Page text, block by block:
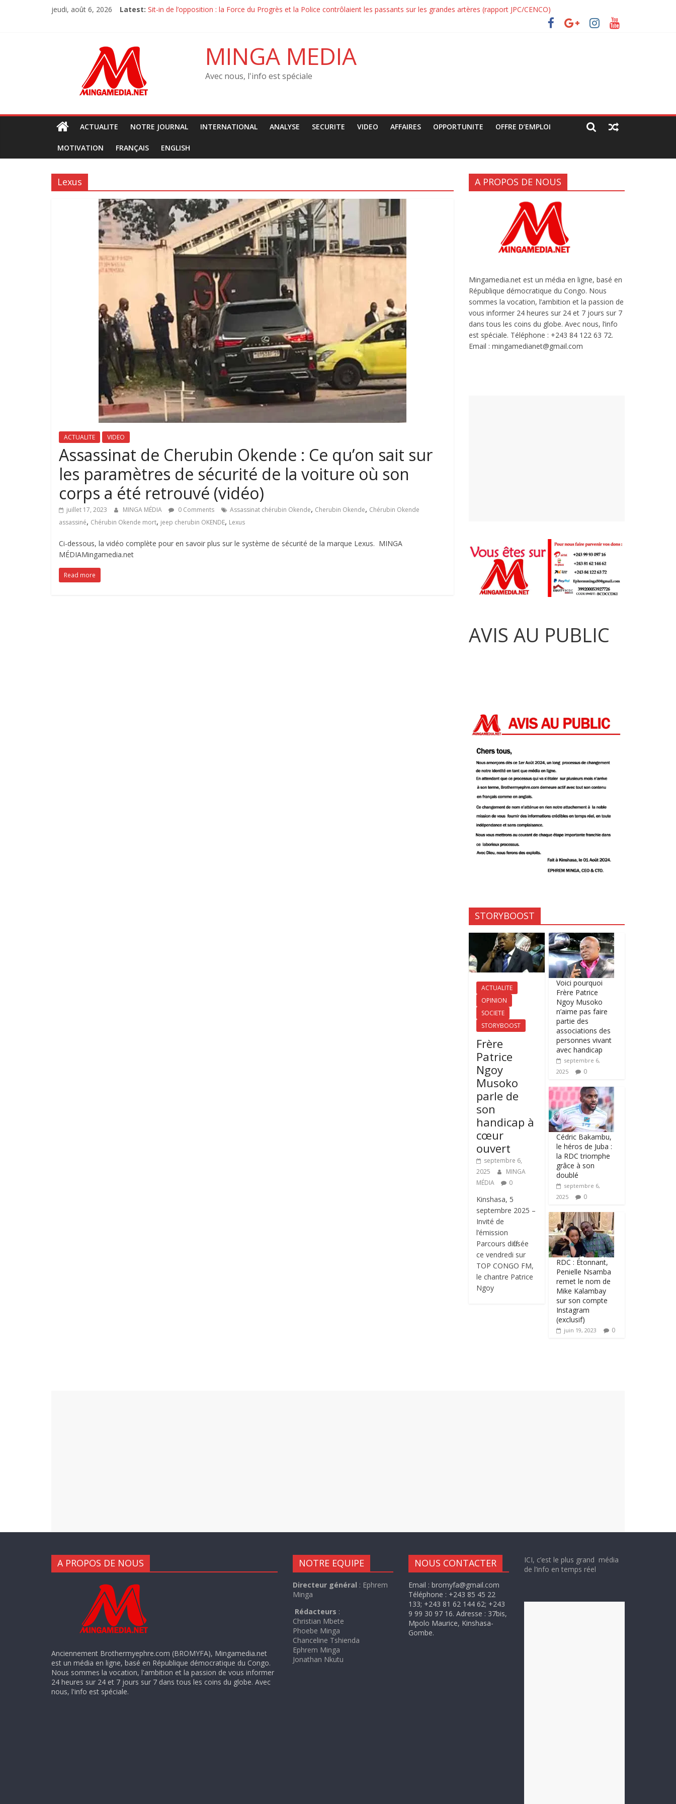
jeudi, août 6, 2026 Latest: Sit-in de l’opposition : la Force du Progrès et la Police contrôlaient les passants sur les grandes artères (rapport JPC/CENCO)
MINGA MEDIA
Avec nous, l'info est spéciale
ACTUALITE NOTRE JOURNAL INTERNATIONAL ANALYSE SECURITE VIDEO AFFAIRES OPPORTUNITE OFFRE D’EMPLOI
MOTIVATION FRANÇAIS ENGLISH
Lexus
ACTUALITE VIDEO
Assassinat de Cherubin Okende : Ce qu’on sait sur
les paramètres de sécurité de la voiture où son
corps a été retrouvé (vidéo)
juillet 17, 2023 MINGA MÉDIA 0 Comments Assassinat chérubin Okende, Cherubin Okende, Chérubin Okende
assassiné, Chérubin Okende mort, jeep cherubin OKENDE, Lexus
Ci-dessous, la vidéo complète pour en savoir plus sur le système de sécurité de la marque Lexus. MINGA
MÉDIAMingamedia.net
Read more
A PROPOS DE NOUS
Mingamedia.net est un média en ligne, basé en
République démocratique du Congo. Nous
sommes la vocation, l’ambition et la passion de
vous informer 24 heures sur 24 et 7 jours sur 7
dans tous les coins du globe. Avec nous, l’info
est spéciale. Téléphone : +243 84 122 63 72.
Email : mingamedianet@gmail.com
AVIS AU PUBLIC
STORYBOOST
ACTUALITE
OPINION
SOCIETE
STORYBOOST
Frère
Patrice
Ngoy
Musoko
parle de
son
handicap à
cœur
ouvert
septembre 6,
2025
MINGA
MÉDIA
0
Kinshasa, 5
septembre 2025 –
Invité de
l’émission
Parcours diffusée
ce vendredi sur
TOP CONGO FM,
le chantre Patrice
Ngoy
Voici pourquoi
Frère Patrice
Ngoy Musoko
n’aime pas faire
partie des
associations des
personnes vivant
avec handicap
septembre 6,
2025
0
Cédric Bakambu,
le héros de Juba :
la RDC triomphe
grâce à son
doublé
septembre 6,
2025
0
RDC : Étonnant,
Penielle Nsamba
remet le nom de
Mike Kalambay
sur son compte
Instagram
(exclusif)
juin 19, 2023 0
A PROPOS DE NOUS
Anciennement Brothermyephre.com (BROMYFA), Mingamedia.net
est un média en ligne, basé en République démocratique du Congo.
Nous sommes la vocation, l'ambition et la passion de vous informer
24 heures sur 24 et 7 jours sur 7 dans tous les coins du globe. Avec
nous, l'info est spéciale.
NOTRE EQUIPE
Directeur général : Ephrem
Minga
Rédacteurs :
Christian Mbete
Phoebe Minga
Chanceline Tshienda
Ephrem Minga
Jonathan Nkutu
NOUS CONTACTER
Email : bromyfa@gmail.com
Téléphone : +243 85 45 22
133; +243 81 62 144 62; +243
9 99 30 97 16. Adresse : 37bis,
Mpolo Maurice, Kinshasa-
Gombe.
ICI, c’est le plus grand média
de l’info en temps réel